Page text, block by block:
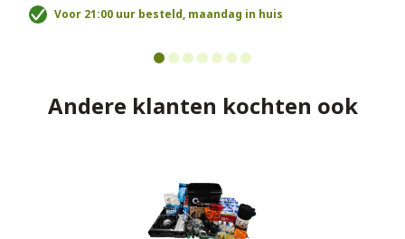
Voor 21:00 uur besteld, maandag in huis
Andere klanten kochten ook